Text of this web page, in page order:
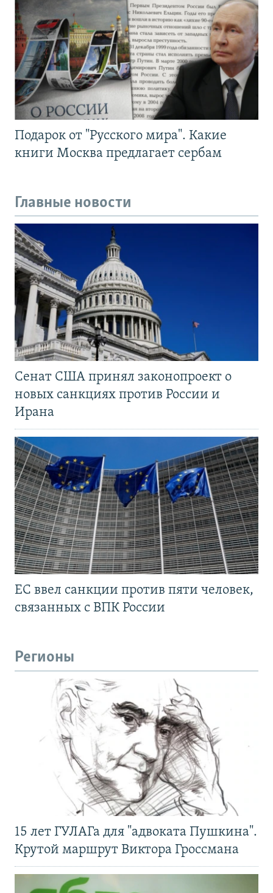
Подарок от "Русского мира". Какие
книги Москва предлагает сербам
Главные новости
Сенат США принял законопроект о
новых санкциях против России и
Ирана
ЕС ввел санкции против пяти человек,
связанных с ВПК России
Регионы
15 лет ГУЛАГа для "адвоката Пушкина".
Крутой маршрут Виктора Гроссмана